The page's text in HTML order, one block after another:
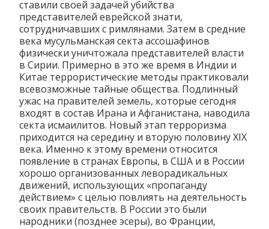
ставили своей задачей убийства
представителей еврейской знати,
сотрудничавших с римлянами. Затем в средние
века мусульманская секта ассошафинов
физически уничтожала представителей власти
в Сирии. Примерно в это же время в Индии и
Китае террористические методы практиковали
всевозможные тайные общества. Подлинный
ужас на правителей земель, которые сегодня
входят в состав Ирана и Афганистана, наводила
секта исмаилитов. Новый этап терроризма
приходится на середину и вторую половину XIX
века. Именно к этому времени относится
появление в странах Европы, в США и в России
хорошо организованных леворадикальных
движений, использующих «пропаганду
действием» с целью повлиять на деятельность
своих правительств. В России это были
народники (позднее эсеры), во Франции,